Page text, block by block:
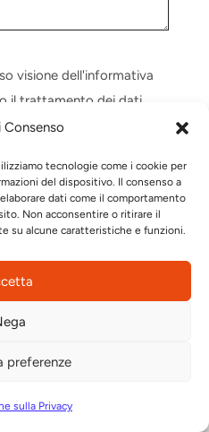
Consenso
tecnologie come i cookie per
del dispositivo. Il consenso a
dati come il comportamento
Non acconsentire o ritirare il
su alcune caratteristiche e funzioni.
preferenze
sulla Privacy
visione dell'informativa
il trattamento dei dati.
Invia